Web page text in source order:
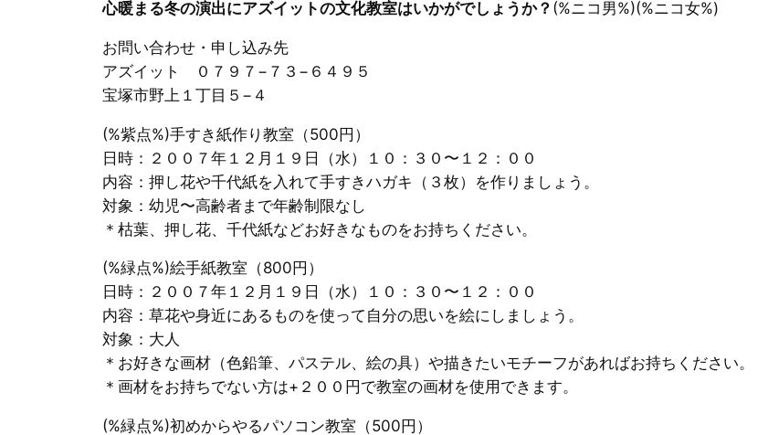
心暖まる冬の演出にアズイットの文化教室はいかがでしょうか？ (%ニコ男%)(%ニコ女%)
お問い合わせ・申し込み先
アズイット ０７９７−７３−６４９５
宝塚市野上１丁目５−４
(%紫点%)手すき紙作り教室（500円）
日時：２００７年１２月１９日（水）１０：３０〜１２：００
内容：押し花や千代紙を入れて手すきハガキ（３枚）を作りましょう。
対象：幼児〜高齢者まで年齢制限なし
＊枯葉、押し花、千代紙などお好きなものをお持ちください。
(%緑点%)絵手紙教室（800円）
日時：２００７年１２月１９日（水）１０：３０〜１２：００
内容：草花や身近にあるものを使って自分の思いを絵にしましょう。
対象：大人
＊お好きな画材（色鉛筆、パステル、絵の具）や描きたいモチーフがあればお持ちください。
＊画材をお持ちでない方は+２００円で教室の画材を使用できます。
(%緑点%)初めからやるパソコン教室（500円）